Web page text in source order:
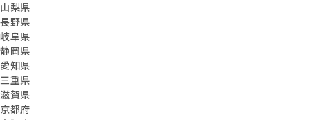
山梨県
長野県
岐阜県
静岡県
愛知県
三重県
滋賀県
京都府